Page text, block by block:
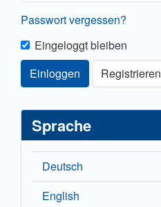
Passwort vergessen?
Eingeloggt bleiben
Einloggen
Registrieren
Sprache
Deutsch
English